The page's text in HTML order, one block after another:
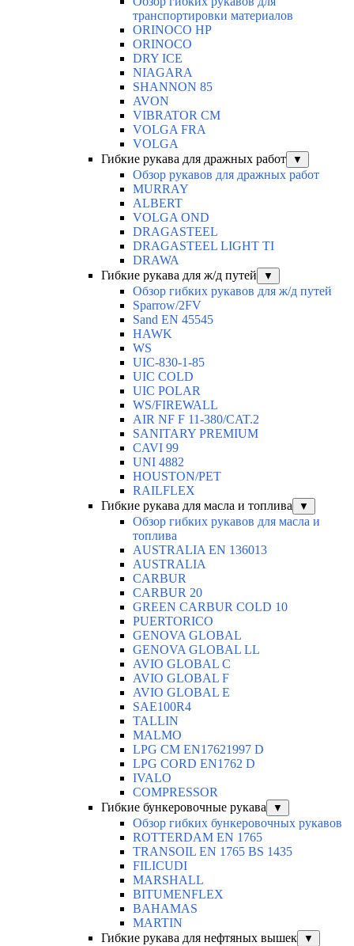
транспортировки материалов
ORINOCO HP
ORINOCO
DRY ICE
NIAGARA
SHANNON 85
AVON
VIBRATOR CM
VOLGA FRA
VOLGA
Гибкие рукава для дражных работ
▼
Обзор рукавов для дражных работ
MURRAY
ALBERT
VOLGA OND
DRAGASTEEL
DRAGASTEEL LIGHT TI
DRAWA
Гибкие рукава для ж/д путей
▼
Обзор гибких рукавов для ж/д путей
Sparrow/2FV
Sand EN 45545
HAWK
WS
UIC-830-1-85
UIC COLD
UIC POLAR
WS/FIREWALL
AIR NF F 11-380/CAT.2
SANITARY PREMIUM
CAVI 99
UNI 4882
HOUSTON/PET
RAILFLEX
Гибкие рукава для масла и топлива
▼
Обзор гибких рукавов для масла и
топлива
AUSTRALIA EN 136013
AUSTRALIA
CARBUR
CARBUR 20
GREEN CARBUR COLD 10
PUERTORICO
GENOVA GLOBAL
GENOVA GLOBAL LL
AVIO GLOBAL C
AVIO GLOBAL F
AVIO GLOBAL E
SAE100R4
TALLIN
MALMO
LPG CM EN17621997 D
LPG CORD EN1762 D
IVALO
COMPRESSOR
Гибкие бункеровочные рукава
▼
Обзор гибких бункеровочных рукавов
ROTTERDAM EN 1765
TRANSOIL EN 1765 BS 1435
FILICUDI
MARSHALL
BITUMENFLEX
BAHAMAS
MARTIN
Гибкие рукава для нефтяных вышек
▼